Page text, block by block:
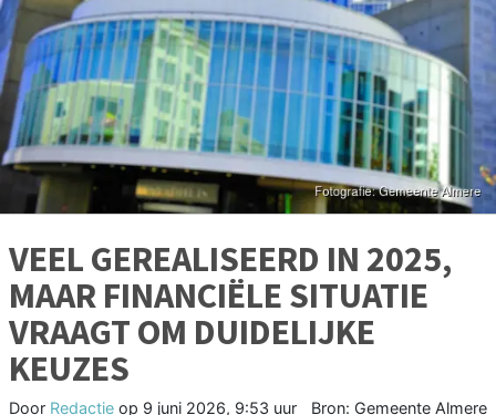
VEEL GEREALISEERD IN 2025,
MAAR FINANCIËLE SITUATIE
VRAAGT OM DUIDELIJKE
KEUZES
Door Redactie op 9 juni 2026, 9:53 uur Bron: Gemeente Almere